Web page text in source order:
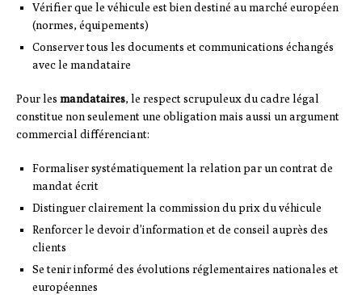
Vérifier que le véhicule est bien destiné au marché européen
(normes, équipements)
Conserver tous les documents et communications échangés
avec le mandataire
Pour les mandataires, le respect scrupuleux du cadre légal
constitue non seulement une obligation mais aussi un argument
commercial différenciant:
Formaliser systématiquement la relation par un contrat de
mandat écrit
Distinguer clairement la commission du prix du véhicule
Renforcer le devoir d’information et de conseil auprès des
clients
Se tenir informé des évolutions réglementaires nationales et
européennes